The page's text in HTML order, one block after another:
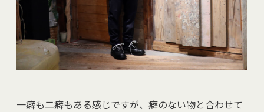
一癖も二癖もある感じですが、癖のない物と合わせて